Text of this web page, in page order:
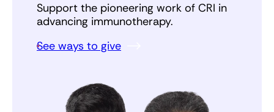
Support the pioneering work of CRI in
advancing immunotherapy.
See ways to give